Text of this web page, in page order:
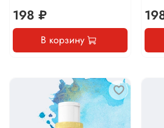
198 ₽
В корзину